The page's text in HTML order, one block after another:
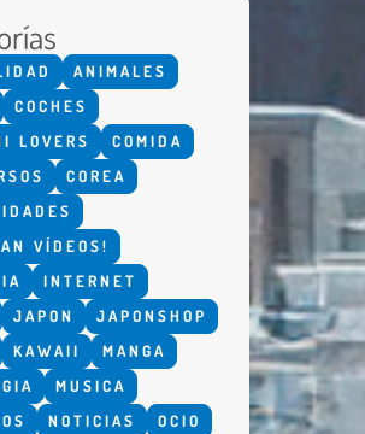
ANIMALES
COCHES
LOVERS
COMIDA
COREA
VÍDEOS!
INTERNET
JAPON
JAPONSHOP
KAWAII
MANGA
MUSICA
NOTICIAS
OCIO